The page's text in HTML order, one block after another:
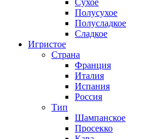
Полусухое
Полусладкое
Сладкое
Игристое
Страна
Франция
Италия
Испания
Россия
Тип
Шампанское
Просекко